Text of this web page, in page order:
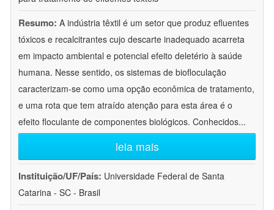
Resumo: A indústria têxtil é um setor que produz efluentes
tóxicos e recalcitrantes cujo descarte inadequado acarreta
em impacto ambiental e potencial efeito deletério à saúde
humana. Nesse sentido, os sistemas de biofloculação
caracterizam-se como uma opção econômica de tratamento,
e uma rota que tem atraído atenção para esta área é o
efeito floculante de componentes biológicos. Conhecidos...
leia mais
Instituição/UF/País: Universidade Federal de Santa
Catarina - SC - Brasil